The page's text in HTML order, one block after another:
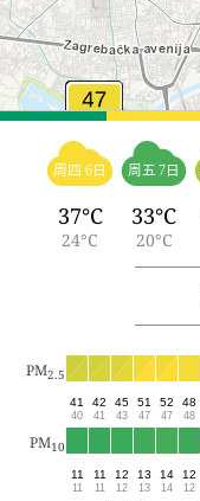
周四 6日
37°C
24°C
周五 7日
33°C
20°C
PM2.5
41
40
42
41
45
43
51
47
52
47
48
48
PM10
11
11
11
11
12
12
13
13
14
14
12
12